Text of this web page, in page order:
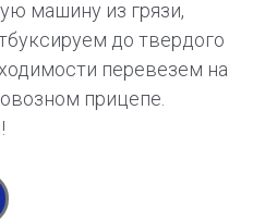
машину из грязи,
до твердого
перевезем на
прицепе.